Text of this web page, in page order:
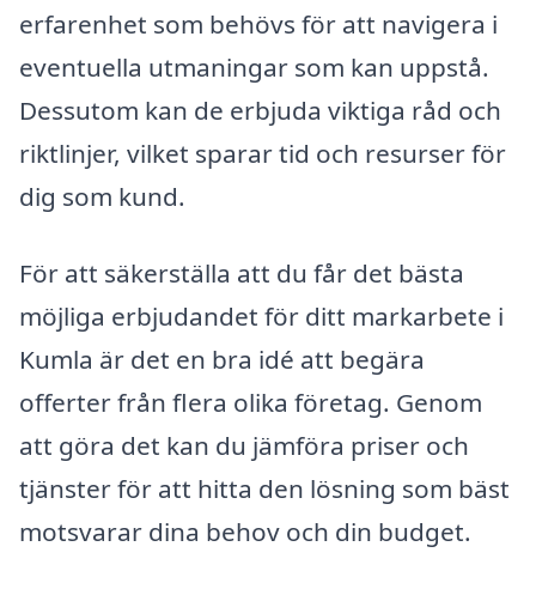
erfarenhet som behövs för att navigera i
eventuella utmaningar som kan uppstå.
Dessutom kan de erbjuda viktiga råd och
riktlinjer, vilket sparar tid och resurser för
dig som kund.
För att säkerställa att du får det bästa
möjliga erbjudandet för ditt markarbete i
Kumla är det en bra idé att begära
offerter från flera olika företag. Genom
att göra det kan du jämföra priser och
tjänster för att hitta den lösning som bäst
motsvarar dina behov och din budget.